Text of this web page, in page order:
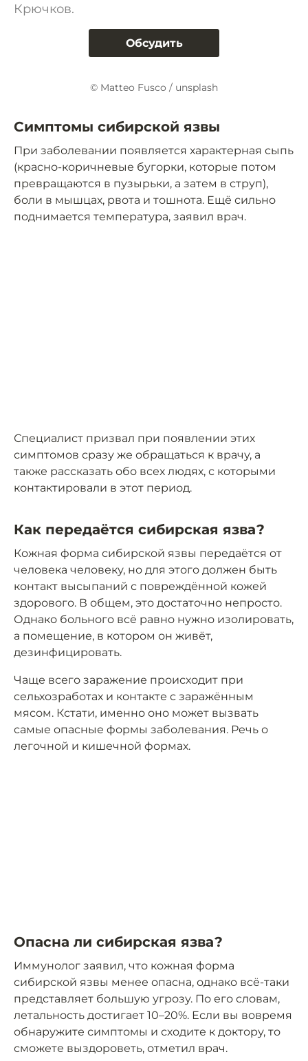
Крючков.
Обсудить
© Matteo Fusco / unsplash
Симптомы сибирской язвы
При заболевании появляется характерная сыпь
(красно-коричневые бугорки, которые потом
превращаются в пузырьки, а затем в струп),
боли в мышцах, рвота и тошнота. Ещё сильно
поднимается температура, заявил врач.
Специалист призвал при появлении этих
симптомов сразу же обращаться к врачу, а
также рассказать обо всех людях, с которыми
контактировали в этот период.
Как передаётся сибирская язва?
Кожная форма сибирской язвы передаётся от
человека человеку, но для этого должен быть
контакт высыпаний с повреждённой кожей
здорового. В общем, это достаточно непросто.
Однако больного всё равно нужно изолировать,
а помещение, в котором он живёт,
дезинфицировать.
Чаще всего заражение происходит при
сельхозработах и контакте с заражённым
мясом. Кстати, именно оно может вызвать
самые опасные формы заболевания. Речь о
легочной и кишечной формах.
Опасна ли сибирская язва?
Иммунолог заявил, что кожная форма
сибирской язвы менее опасна, однако всё-таки
представляет большую угрозу. По его словам,
летальность достигает 10–20%. Если вы вовремя
обнаружите симптомы и сходите к доктору, то
сможете выздороветь, отметил врач.